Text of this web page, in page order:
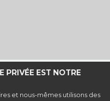
PRIVÉE EST NOTRE
et nous-mêmes utilisons des